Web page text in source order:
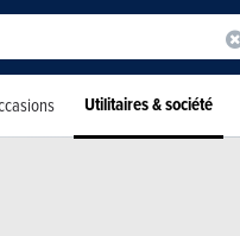
Utilitaires & société